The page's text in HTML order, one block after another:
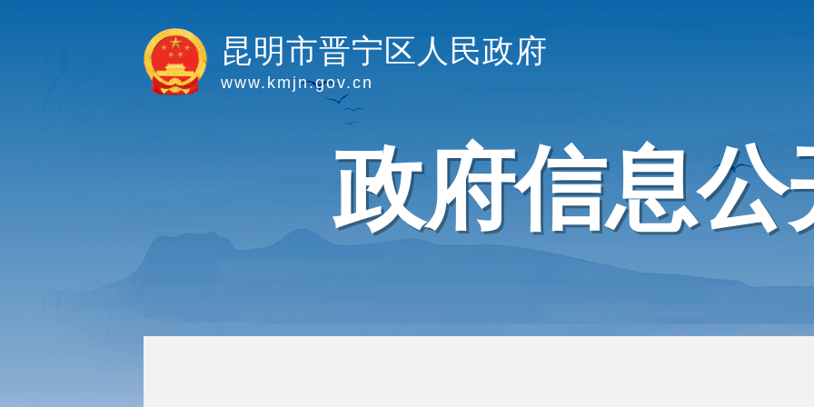
昆明市晋宁区人民政府
www.kmjn.gov.cn
政府信息公